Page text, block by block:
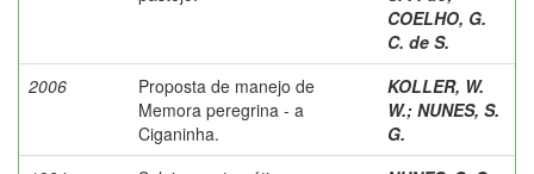
COELHO, G.
C. de S.
2006
Proposta de manejo de
Memora peregrina - a
Ciganinha.
KOLLER, W.
W.; NUNES, S.
G.